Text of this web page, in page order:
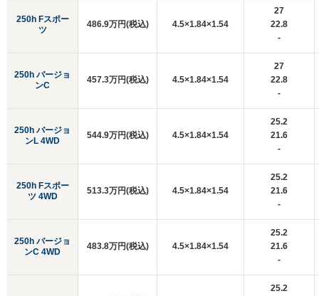
250h Fスポー
ツ
250h バージョ
ンC
250h バージョ
ンL 4WD
250h Fスポー
ツ 4WD
250h バージョ
ンC 4WD
486.9万円(税込) 4.5×1.84×1.54
27
22.8
-
457.3万円(税込) 4.5×1.84×1.54
27
22.8
-
544.9万円(税込) 4.5×1.84×1.54
25.2
21.6
-
513.3万円(税込) 4.5×1.84×1.54
25.2
21.6
-
483.8万円(税込) 4.5×1.84×1.54
25.2
21.6
-
25.2